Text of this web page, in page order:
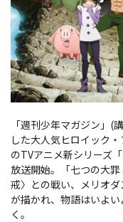
「週刊少年マガジン」(
した大人気ヒロイック
のTVアニメ新シリーズ
放送開始。「七つの大
戒〉との戦い、メリオ
が描かれ、物語はいよ
く。